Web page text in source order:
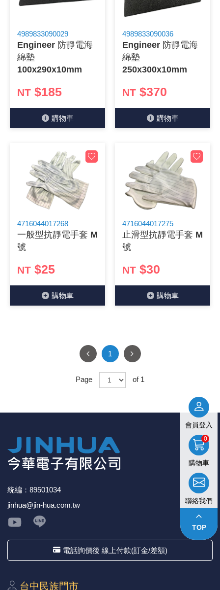
4989833090029
Engineer 防靜電海
綿墊
100x290x10mm
NT $185
購物⾞
4989833090036
Engineer 防靜電海
綿墊
250x300x10mm
NT $370
購物⾞
4716044017268
一般型抗靜電手套 M
號
NT $25
購物⾞
4716044017275
止滑型抗靜電手套 M
號
NT $30
購物⾞
1
Page of 1
會員登入
購物車
0
聯絡我們
keyboard_arrow_up
TOP
統編：89501034
jinhua@jin-hua.com.tw
電話詢價後 線上付款(訂金/差額)
台中⺠族⾨市